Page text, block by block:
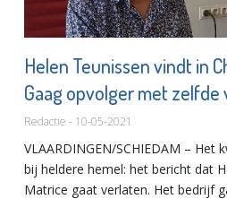
Helen Teunissen vindt in
Gaag opvolger met zelfde
Redactie - 10-05-2021
VLAARDINGEN/SCHIEDAM – Het
bij heldere hemel: het bericht dat
Matrice gaat verlaten. Het bedrijf